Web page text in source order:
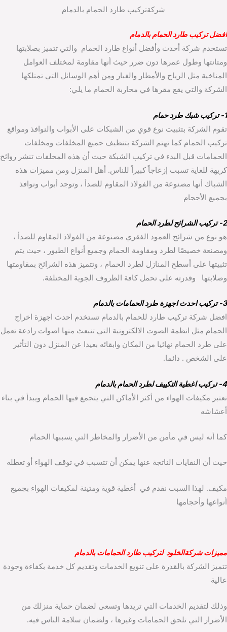
شركةتركيب طارد الحمام بالدمام
افضل تركيب طارد الحمام بالدمام
تستخدم شركة أحدث وأفضل أنواع طارد الحمام والتي تتميز بصلابتها
ومتانتها وطول عمرها دون ضرر حيث أنها مقاومة لمختلف العوامل
المناخية مثل الرياح والأمطار والغبار ومن أهم الوسائل التي تمتلكها
الشركة والتي يقع مقرها في محاربة الحمام ما يلي:
1- تركيب شبك طرد حمام
تقوم الشركة بتثبيت نوع قوي من الشبكات على الأبواب والنوافذ ومواقع
تركيب الحمام كما تهتم الشركة بتنظيف جميع المخلفات ومخلفات
الحمامات قبل البدء في تركيب الشبكة حيث أن هذه المخلفات تنشر روائح
كريهة للغاية تسبب إزعاجاً كبيراً للناس. أهل المنزل ومن مميزات هذه
الشباك أنها مصنوعة من الفولاذ المقاوم للصدأ ، وتوجد أبواب ونوافذ
بجميع الأحجام
2- تركيب الشرائح لطرد الحمام
هو نوع من شرائح العمود الفقري مصنوعة من الفولاذ المقاوم للصدأ ،
ومصنعة خصيصًا لطرد ومقاومة الحمام وجميع أنواع الطيور ، حيث يتم
تثبيتها على أسطح المنازل لطرد الحمام ، وتتميز هذه الشرائح بمقاومتها
وصلابتها وقدرته على تحمل كافة الظروف الجوية المختلفة.
3- تركيب احدث اجهزة طرد الحمامات بالدمام
افضل شركة تركيب طارد للحمام بالدمام تستخدم احدث اجهزة اخراج
الحمام مثل انظمة الصوت الالكترونية التي تنبعث منها اصوات رادعة تعمل
على طرد الحمام نهائيا من المكان وابقائه بعيدا عن المنزل دون التأثير
على الشخص . دائما.
4- تركيب اغطية التكييف لطرد الحمام بالدمام
تعتبر مكيفات الهواء من أكثر الأماكن التي يتجمع فيها الحمام ويبدأ في بناء
أعشاشه
كما أنه ليس في مأمن من الأضرار والمخاطر التي يسببها الحمام
حيث أن النفايات الناتجة عنها يمكن أن تتسبب في توقف الهواء أو تعطله
مكيف. لهذا السبب نقدم في أغطية قوية ومتينة لمكيفات الهواء بجميع
أنواعها وأحجامها
مميزات شركةالخلود لتركيب طارد الحمامات بالدمام
تتميز الشركة بالقدرة على تنويع الخدمات وتقديم كل خدمة بكفاءة وجودة
عالية
وذلك لتقديم الخدمات التي تريدها وتسعى لضمان حماية منزلك من
الأضرار التي تلحق الحمامات وغيرها ، ولضمان سلامة الناس فيه.